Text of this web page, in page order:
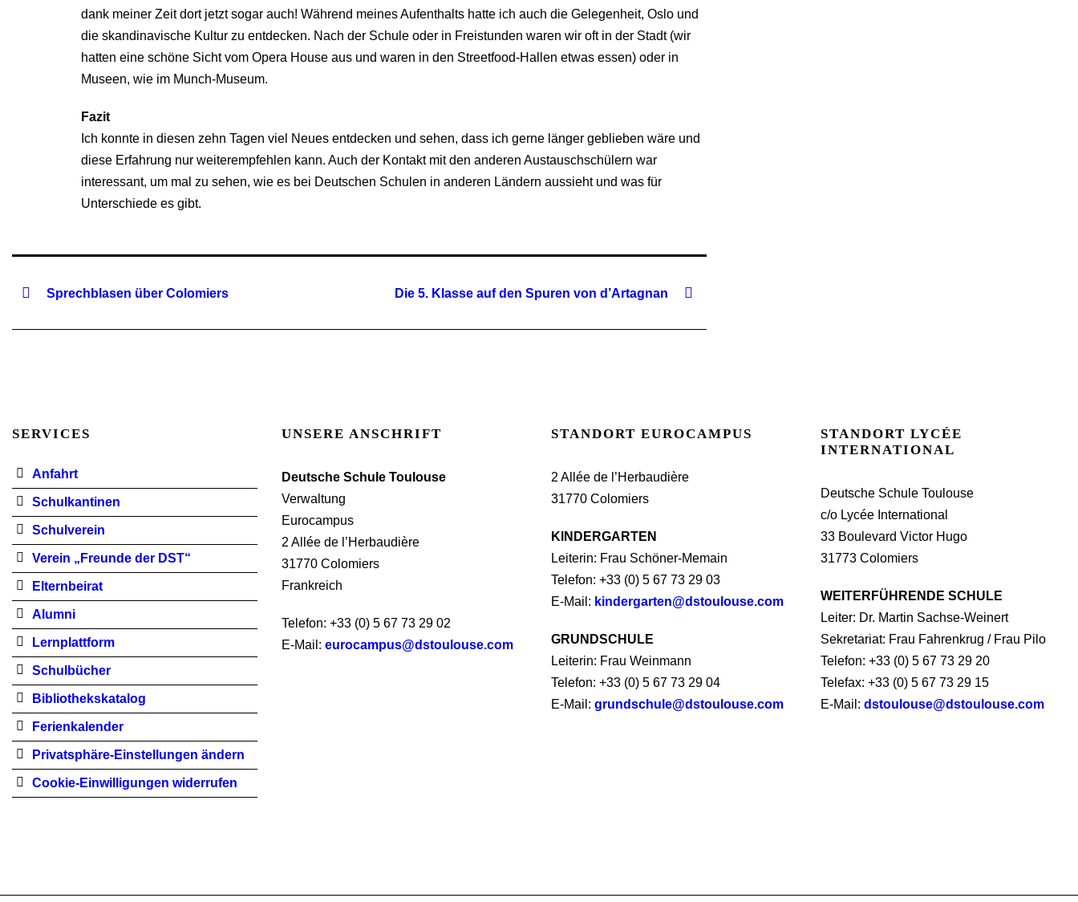
dank meiner Zeit dort jetzt sogar auch! Während meines Aufenthalts hatte ich auch die Gelegenheit, Oslo und
die skandinavische Kultur zu entdecken. Nach der Schule oder in Freistunden waren wir oft in der Stadt (wir
hatten eine schöne Sicht vom Opera House aus und waren in den Streetfood-Hallen etwas essen) oder in
Museen, wie im Munch-Museum.
Fazit
Ich konnte in diesen zehn Tagen viel Neues entdecken und sehen, dass ich gerne länger geblieben wäre und
diese Erfahrung nur weiterempfehlen kann. Auch der Kontakt mit den anderen Austauschschülern war
interessant, um mal zu sehen, wie es bei Deutschen Schulen in anderen Ländern aussieht und was für
Unterschiede es gibt.
Sprechblasen über Colomiers Die 5. Klasse auf den Spuren von d’Artagnan
SERVICES
Anfahrt
Schulkantinen
Schulverein
Verein „Freunde der DST“
Elternbeirat
Alumni
Lernplattform
Schulbücher
Bibliothekskatalog
Ferienkalender
Privatsphäre-Einstellungen ändern
Cookie-Einwilligungen widerrufen
UNSERE ANSCHRIFT
Deutsche Schule Toulouse
Verwaltung
Eurocampus
2 Allée de l’Herbaudière
31770 Colomiers
Frankreich
Telefon: +33 (0) 5 67 73 29 02
E-Mail: eurocampus@dstoulouse.com
STANDORT EUROCAMPUS
2 Allée de l’Herbaudière
31770 Colomiers
KINDERGARTEN
Leiterin: Frau Schöner-Memain
Telefon: +33 (0) 5 67 73 29 03
E-Mail: kindergarten@dstoulouse.com
GRUNDSCHULE
Leiterin: Frau Weinmann
Telefon: +33 (0) 5 67 73 29 04
E-Mail: grundschule@dstoulouse.com
STANDORT LYCÉE
INTERNATIONAL
Deutsche Schule Toulouse
c/o Lycée International
33 Boulevard Victor Hugo
31773 Colomiers
WEITERFÜHRENDE SCHULE
Leiter: Dr. Martin Sachse-Weinert
Sekretariat: Frau Fahrenkrug / Frau Pilo
Telefon: +33 (0) 5 67 73 29 20
Telefax: +33 (0) 5 67 73 29 15
E-Mail: dstoulouse@dstoulouse.com